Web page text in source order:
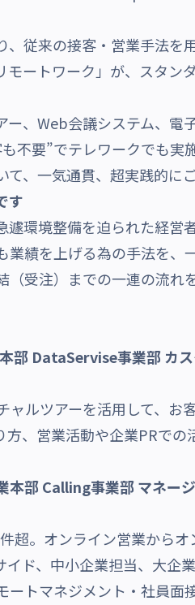
従来の接客・営業手法を
モートワーク」が、スタ
、Web会議システム、電
不要”でテレワークでも
て、一気通貫、超実践的に
す
遽環境整備を迫られた経
業績を上げる為の手法を、
（受注）までの一連の流
部 DataServise事業部 カ
ルツアーを活用して、お
、営業活動や企業PRで
本部 Calling事業部 マネー
超。オンライン営業から
ド、中小企業担当、大企
トマネジメント・社員面